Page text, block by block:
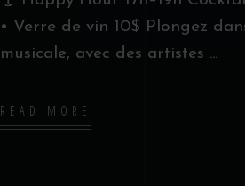
• Verre de vin 10$ Plongez
musicale, avec des artistes
READ MORE